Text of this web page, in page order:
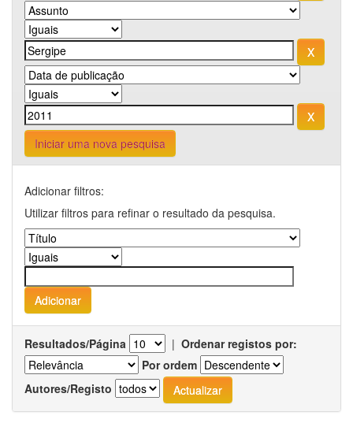
Iniciar uma nova pesquisa
Adicionar filtros:
Utilizar filtros para refinar o resultado da pesquisa.
Resultados/Página | Ordenar registos por:
Por ordem
Autores/Registo